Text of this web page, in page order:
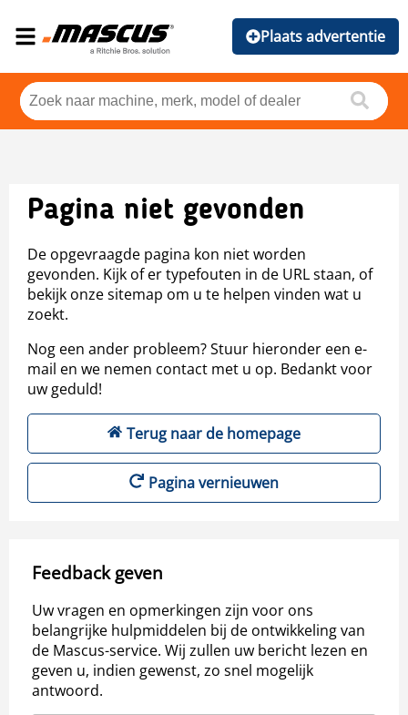
Plaats advertentie
Pagina niet gevonden
De opgevraagde pagina kon niet worden
gevonden. Kijk of er typefouten in de URL staan, of
bekijk onze sitemap om u te helpen vinden wat u
zoekt.
Nog een ander probleem? Stuur hieronder een e-
mail en we nemen contact met u op. Bedankt voor
uw geduld!
Terug naar de homepage
Pagina vernieuwen
Feedback geven
Uw vragen en opmerkingen zijn voor ons
belangrijke hulpmiddelen bij de ontwikkeling van
de Mascus-service. Wij zullen uw bericht lezen en
geven u, indien gewenst, zo snel mogelijk
antwoord.